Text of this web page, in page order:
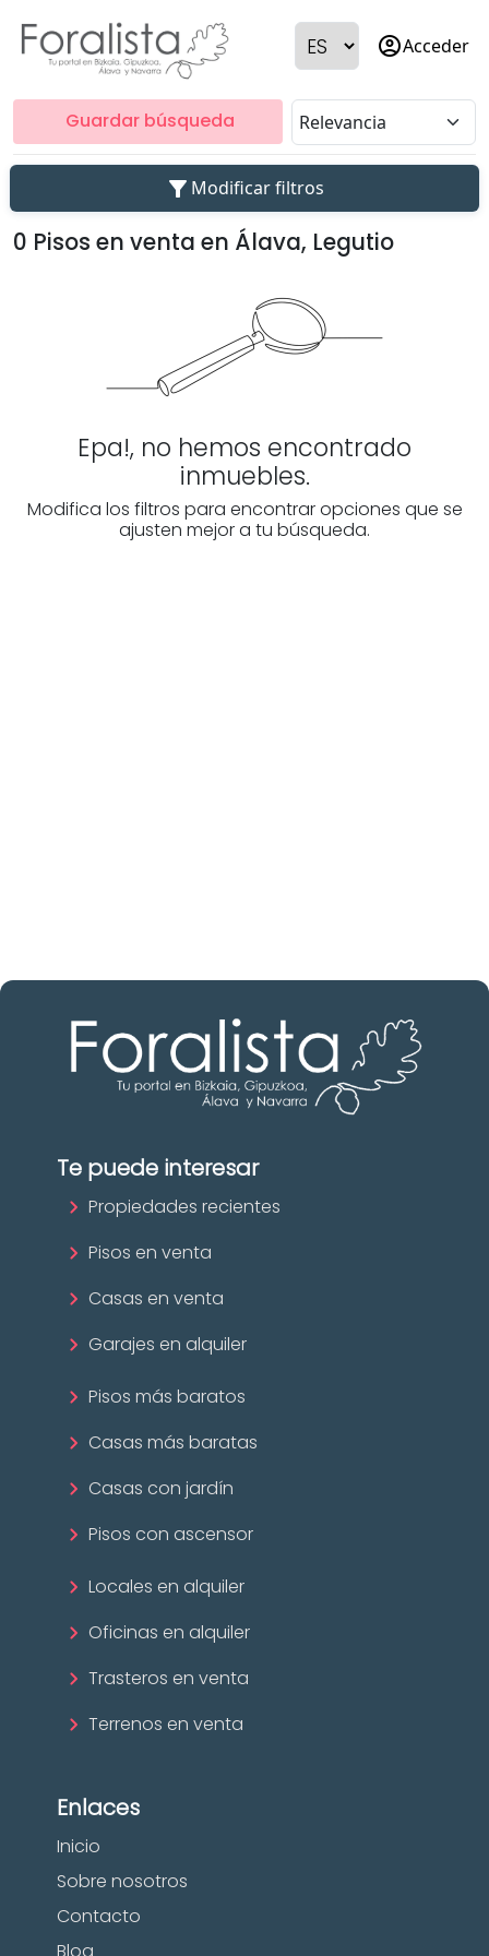
account_circleAcceder
Guardar búsqueda
filter_alt Modificar filtros
0 Pisos en venta en Álava, Legutio
Epa!, no hemos encontrado
inmuebles.
Modifica los filtros para encontrar opciones que se
ajusten mejor a tu búsqueda.
Te puede interesar
Propiedades recientes
Pisos en venta
Casas en venta
Garajes en alquiler
Pisos más baratos
Casas más baratas
Casas con jardín
Pisos con ascensor
Locales en alquiler
Oficinas en alquiler
Trasteros en venta
Terrenos en venta
Enlaces
Inicio
Sobre nosotros
Contacto